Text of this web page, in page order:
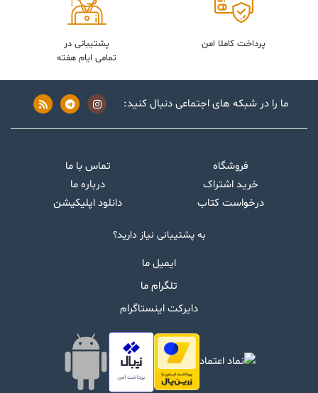
پرداخت کاملا امن
پشتیبانی در
تمامی ایام هفته
ما را در شبکه های اجتماعی دنبال کنید:
فروشگاه
خرید اشتراک
درخواست کتاب
تماس با ما
درباره ما
دانلود اپلیکیشن
به پشتیبانی نیاز دارید؟
ایمیل ما
تلگرام ما
دایرکت اینستاگرام